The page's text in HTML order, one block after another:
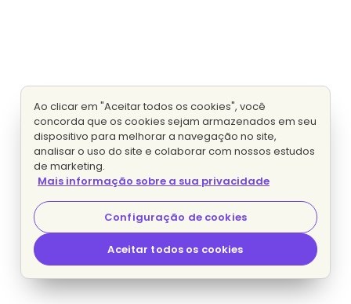
Ao clicar em "Aceitar todos os cookies", você
concorda que os cookies sejam armazenados em seu
dispositivo para melhorar a navegação no site,
analisar o uso do site e colaborar com nossos estudos
de marketing.
Mais informação sobre a sua privacidade
Configuração de cookies
Aceitar todos os cookies